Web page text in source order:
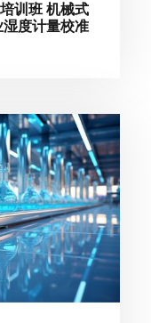
训班 机械式
度计量校准